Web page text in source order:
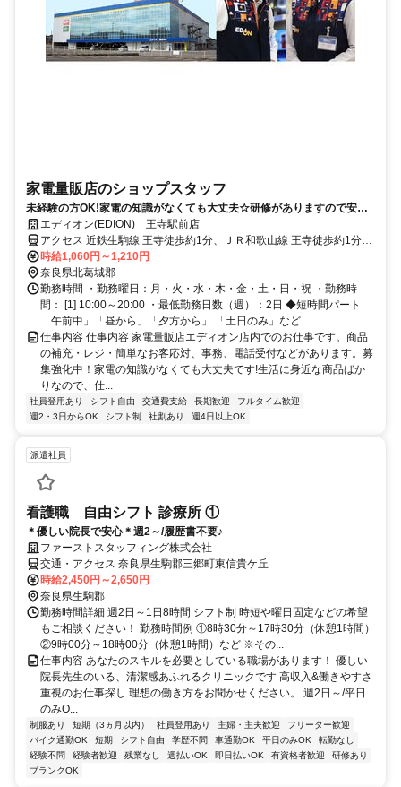
家電量販店のショップスタッフ
未経験の方OK!家電の知識がなくても大丈夫☆研修がありますので安心
してお仕事ができますよ♪
エディオン(EDION) 王寺駅前店
アクセス 近鉄生駒線 王寺徒歩約1分、ＪＲ和歌山線 王寺徒歩約1分、
ＪＲ関西本線〔大和路線〕 王寺徒歩約1分
時給1,060円～1,210円
奈良県北葛城郡
勤務時間 ・勤務曜日：月・火・水・木・金・土・日・祝 ・勤務時
間： [1] 10:00～20:00 ・最低勤務日数（週）：2日 ◆短時間パート
「午前中」「昼から」「夕方から」 「土日のみ」など...
仕事内容 仕事内容 家電量販店エディオン店内でのお仕事です。商品
の補充・レジ・簡単なお客応対、事務、電話受付などがあります。募
集強化中！家電の知識がなくても大丈夫です!生活に身近な商品ばか
りなので、仕...
社員登用あり シフト自由 交通費支給 長期歓迎
フルタイム歓迎
週2・3日からOK
シフト制 社割あり 週4日以上OK
派遣社員
看護職 自由シフト 診療所 ①
＊優しい院長で安心＊週2～/履歴書不要♪
ファーストスタッフィング株式会社
交通・アクセス 奈良県生駒郡三郷町東信貴ケ丘
時給2,450円～2,650円
奈良県生駒郡
勤務時間詳細 週2日～1日8時間 シフト制 時短や曜日固定などの希望
もご相談ください！ 勤務時間例 ①8時30分～17時30分（休憩1時間）
②9時00分～18時00分（休憩1時間）など ※その...
仕事内容 あなたのスキルを必要としている職場があります！ 優しい
院長先生のいる、清潔感あふれるクリニックです 高収入&働きやすさ
重視のお仕事探し 理想の働き方をお聞かせください。 週2日～/平日
のみO...
制服あり 短期（3ヵ月以内） 社員登用あり 主婦・主夫歓迎
フリーター歓迎
バイク通勤OK
短期 シフト自由 学歴不問 車通勤OK 平日のみOK
転勤なし
経験不問
経験者歓迎 残業なし 週払いOK 即日払いOK 有資格者歓迎
研修あり
ブランクOK